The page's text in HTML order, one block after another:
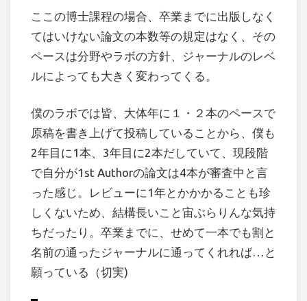
ここの博士課程の場合、卒業までに出版しなく
てはいけない論文の本数等の規定はなく、その
ペースは分野やラボの方針、ジャーナルのレベ
ルによっても大きく変わってくる。
僕のラボでは皆、大体年に１・２本のペースで
原稿を書き上げて投稿していることから、僕も
2年目に1本、3年目に2本だしていて、現段階
で自分が1st Authorの論文は4本が審査中と言
った感じ。レビューに1年とかかかることも珍
しくないため、結構長いこと宙ぶらりんな気持
ちだったり。卒業までに、せめて一本でも割と
名前の通ったジャーナルに通ってくれれば…と
願っている（切実)